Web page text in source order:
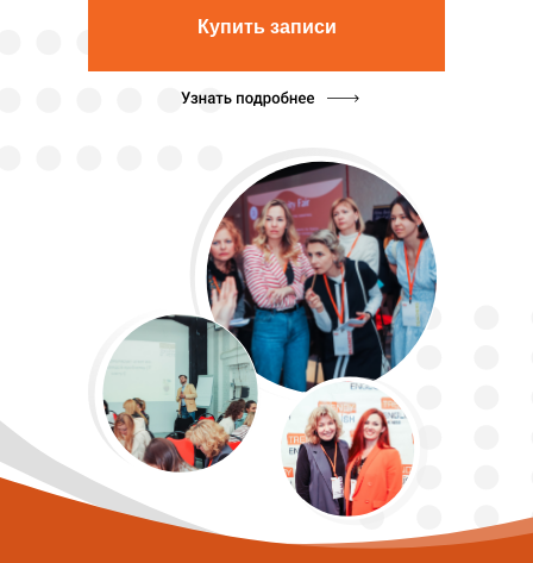
Купить записи
САМОЕ
КРУПНОЕ
СОБЫТИЕ В
МИРЕ ELT,
КОТОРОЕ